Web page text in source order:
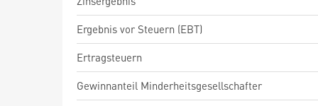
Ergebnis vor Steuern (EBT)
Ertragsteuern
Gewinnanteil Minderheitsgesellschafter